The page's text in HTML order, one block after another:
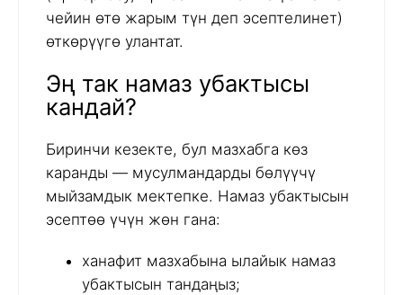
чейин өтө жарым түн деп эсептелинет)
өткөрүүгө улантат.
Эң так намаз убактысы
кандай?
Биринчи кезекте, бул мазхабга көз
каранды — мусулмандарды бөлүүчү
мыйзамдык мектепке. Намаз убактысын
эсептөө үчүн жөн гана:
ханафит мазхабына ылайык намаз
убактысын тандаңыз;